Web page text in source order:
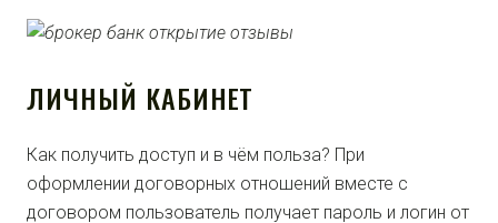
ЛИЧНЫЙ КАБИНЕТ
Как получить доступ и в чём польза? При
оформлении договорных отношений вместе с
договором пользователь получает пароль и логин от